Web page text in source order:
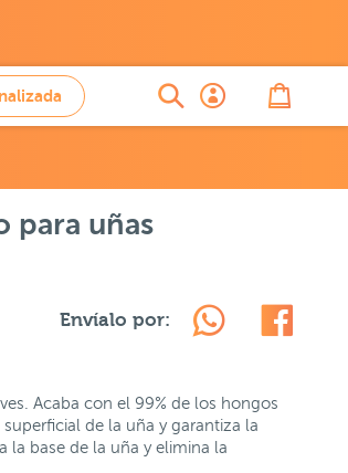
para uñas
Envíalo por:
Acaba con el 99% de los hongos
de la uña y garantiza la
la base de la uña y elimina la